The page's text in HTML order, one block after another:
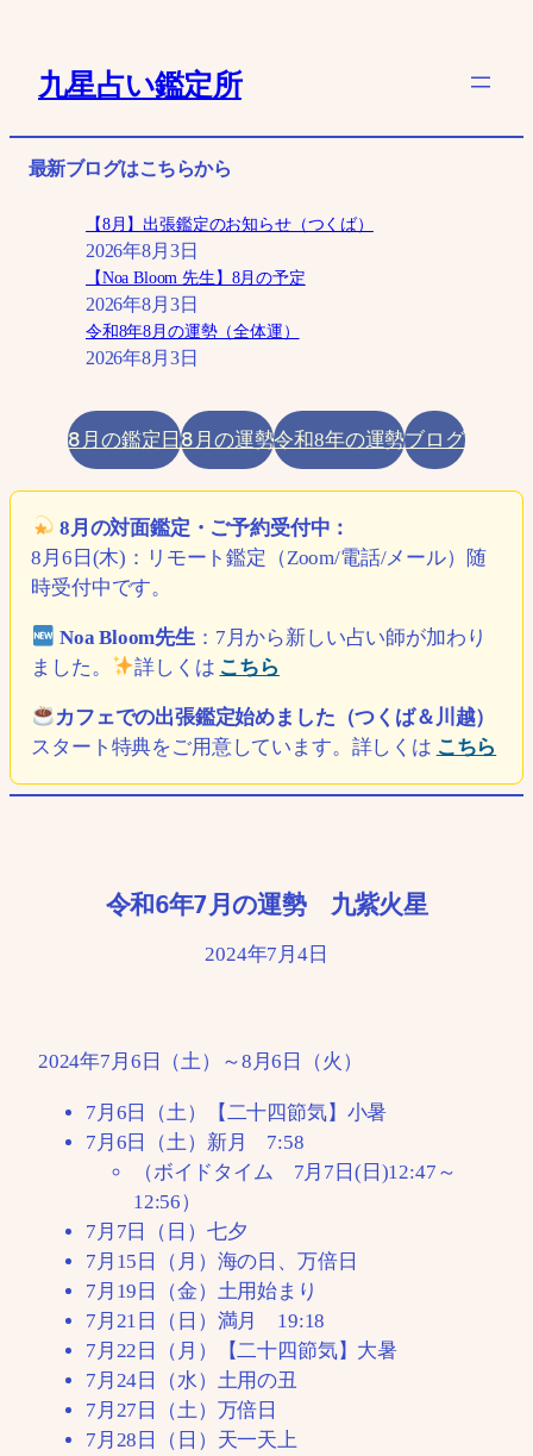
キ
九星占い鑑定所
最新ブログはこちらから
【8月】出張鑑定のお知らせ（つくば）
2026年8月3日
【Noa Bloom 先生】8月の予定
2026年8月3日
令和8年8月の運勢（全体運）
2026年8月3日
8月の鑑定日8月の運勢令和8年の運勢ブログ
8月の対面鑑定・ご予約受付中：
8月6日(木)：リモート鑑定（Zoom/電話/メール）随
時受付中です。
Noa Bloom先生：7月から新しい占い師が加わり
ました。
詳しくは こちら
カフェでの出張鑑定始めました（つくば＆川越）
スタート特典をご用意しています。詳しくは こちら
令和6年7月の運勢 九紫火星
2024年7月4日
2024年7月6日（土）～8月6日（火）
7月6日（土）【二十四節気】小暑
7月6日（土）新月 7:58
（ボイドタイム 7月7日(日)12:47～
12:56）
7月7日（日）七夕
7月15日（月）海の日、万倍日
7月19日（金）土用始まり
7月21日（日）満月 19:18
7月22日（月）【二十四節気】大暑
7月24日（水）土用の丑
7月27日（土）万倍日
7月28日（日）天一天上